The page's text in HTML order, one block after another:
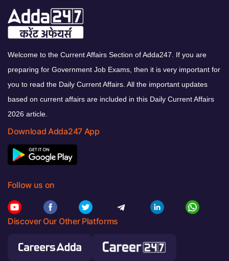
Welcome to the Current Affairs Section of Adda247. If you are
preparing for Government Job Exams, then it is very important for
you to read the Daily Current Affairs. All the important updates
based on current affairs are included in this Daily Current Affairs
2026 article.
Download Adda247 App
Follow us on
Discover Our Other Platforms